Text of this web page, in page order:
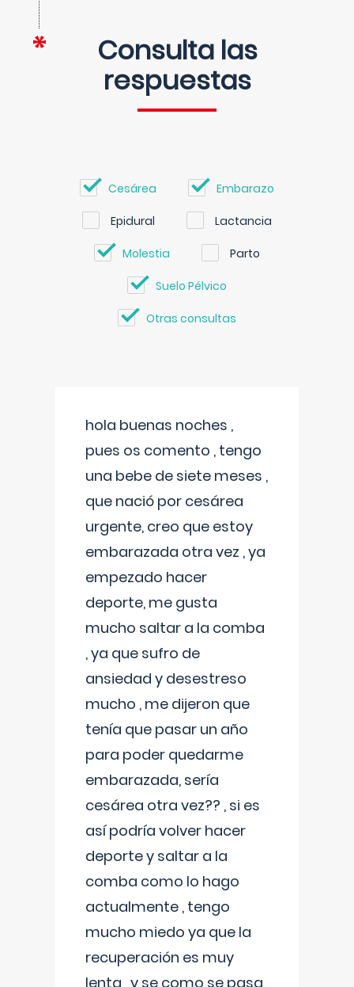
Consulta las
respuestas
Cesárea Embarazo
Epidural Lactancia
Molestia Parto
Suelo Pélvico
Otras consultas
hola buenas noches ,
pues os comento , tengo
una bebe de siete meses ,
que nació por cesárea
urgente, creo que estoy
embarazada otra vez , ya
empezado hacer
deporte, me gusta
mucho saltar a la comba
, ya que sufro de
ansiedad y desestreso
mucho , me dijeron que
tenía que pasar un año
para poder quedarme
embarazada, sería
cesárea otra vez?? , si es
así podría volver hacer
deporte y saltar a la
comba como lo hago
actualmente , tengo
mucho miedo ya que la
recuperación es muy
lenta , y se como se pasa ,